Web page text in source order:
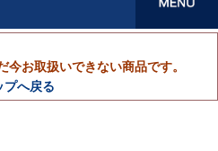
お取扱いできない商品です。
プへ戻る